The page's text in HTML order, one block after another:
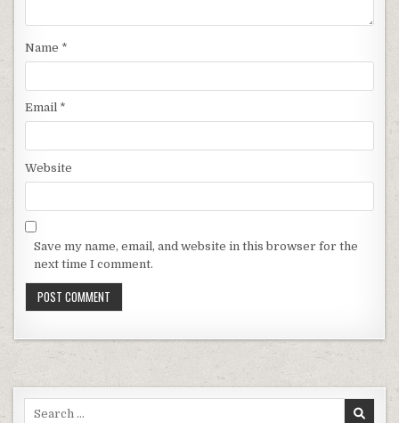
Name *
Email *
Website
Save my name, email, and website in this browser for the
next time I comment.